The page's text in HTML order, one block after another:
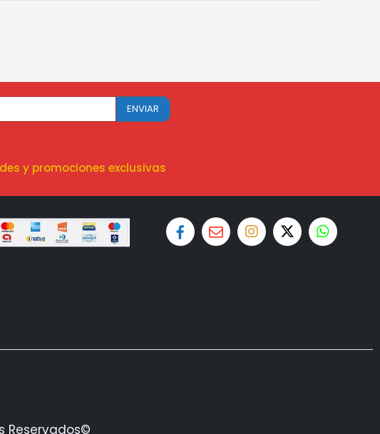
y promociones exclusivas
Reservados©